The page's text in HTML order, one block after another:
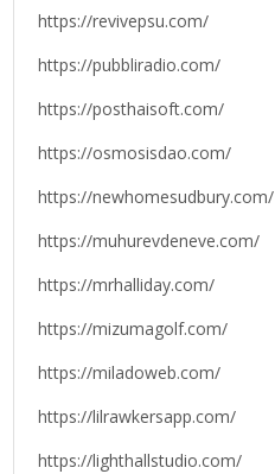
https://revivepsu.com/
https://pubbliradio.com/
https://posthaisoft.com/
https://osmosisdao.com/
https://newhomesudbury.com/
https://muhurevdeneve.com/
https://mrhalliday.com/
https://mizumagolf.com/
https://miladoweb.com/
https://lilrawkersapp.com/
https://lighthallstudio.com/